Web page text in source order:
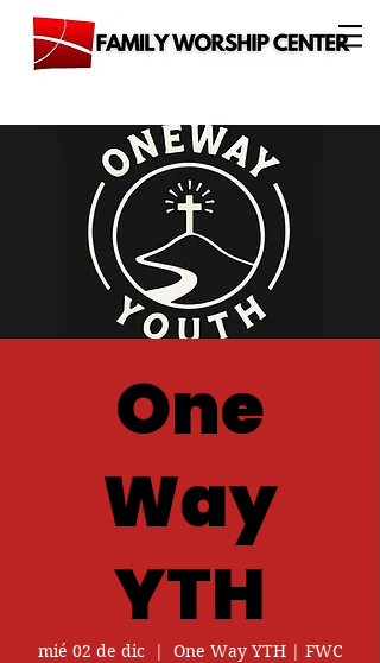
One
Way
YTH
mié 02 de dic
  |
One Way YTH | FWC